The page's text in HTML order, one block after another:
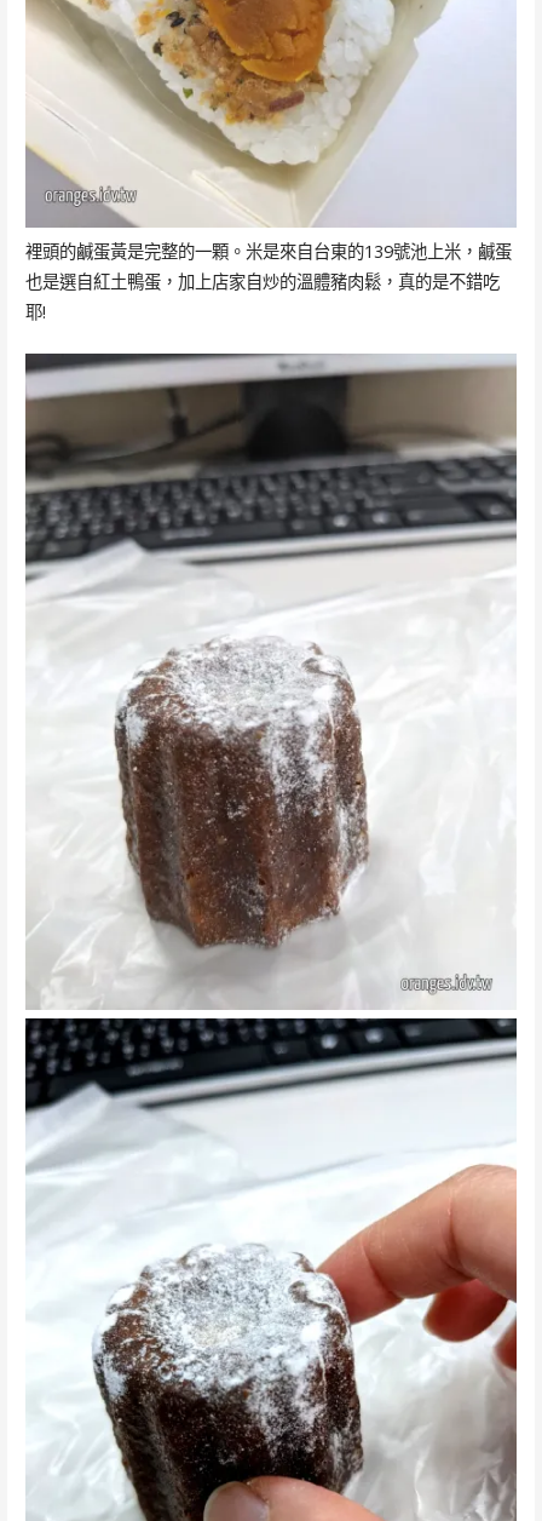
裡頭的鹹蛋黃是完整的一顆。米是來自台東的139號池上米，鹹蛋
也是選自紅土鴨蛋，加上店家自炒的溫體豬肉鬆，真的是不錯吃
耶!